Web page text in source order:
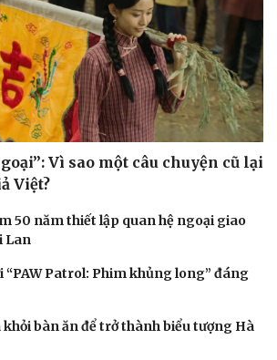
Podcast
Vì sao một câu chuyện cũ lại
Việt?
50 năm thiết lập quan hệ ngoại giao
Lan
“PAW Patrol: Phim khủng long” đáng
khỏi bàn ăn để trở thành biểu tượng Hà